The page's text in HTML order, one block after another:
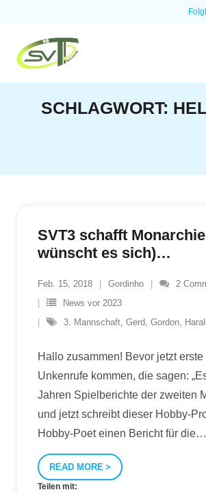
content
SCHLAGWORT:
SVT3 schafft
wünscht es sich)…
Feb. 15, 2018 Gordinho 2
News vor 2023
3. Mannschaft, Gerd, Gordon,
Hallo zusammen! Bevor jetzt erste
Unkenrufe kommen, die sagen:
Jahren Spielberichte der zweiten
und jetzt schreibt dieser Hobby-
Hobby-Poet einen Bericht für die…
READ MORE
Teilen mit: